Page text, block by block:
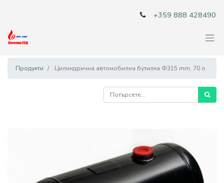
+359 888 428490
Продукти Цилиндрична автомобилна бутилка Ф315 mm, 70 л.